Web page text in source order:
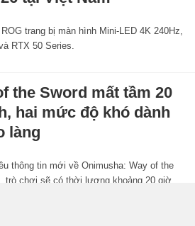
trang bị màn hình Mini-LED 4K 240Hz,
RTX 50 Series.
the Sword mất tầm 20
hai mức độ khó dành
làng
thông tin mới về Onimusha: Way of the
trò chơi sẽ có thời lượng khoảng 20 giờ,